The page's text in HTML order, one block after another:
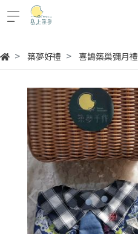
築夢好禮 喜鵲築巢彌月禮